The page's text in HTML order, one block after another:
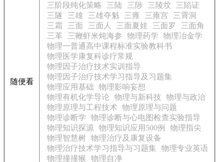
随便看
三阶段纯化策略
三陆 三陟 三陵坟
三陷证
三隧
三雄 三雄夺魁 三雍 三雍宫
三霄洞
三霜
三面 三面人 三面夏娃 三面罗
三面角
三革
三鞭虾米炖海参 物理药学
物理冶金学
物理一普通高中课程标准实验教科书
物理医学康复科诊疗常规
物理因子治疗技术实训指导
物理因子治疗技术学习指导及习题集
物理应用基础
物理影响妄想
物理有机化学导论
物理与新科技
物理与政治
物理原理与工程技术 物理原理与问题
物理诊断学
物理诊断与心电图检查实验指导
物理知识探源
物理知识应用500例
物理指尖
物理智慧树
物理治疗及康复设备
物理治疗技术学习指导与习题集
物理专业英语
物理撞撞猴
物理自净